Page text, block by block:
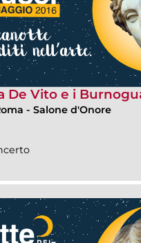
De Vito e i
- Salone d'Onore